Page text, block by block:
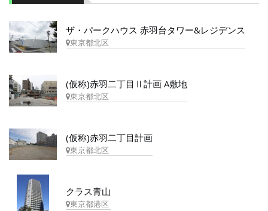
ザ・パークハウス 赤羽台タワー&レジデンス
東京都北区
(仮称)赤羽二丁目Ⅱ計画 A敷地
東京都北区
(仮称)赤羽二丁目計画
東京都北区
クラス青山
東京都港区